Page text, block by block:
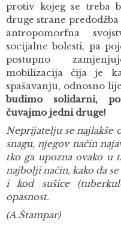
protiv kojeg se treba
druge strane
antropomorfna
socijalne bolesti, pa
postupno
mobilizacija čija je
spašavanju, odnosno
budimo solidarni,
čuvajmo jedni druge!
Neprijatelju se najlakše
snagu, njegov način
tko ga upozna ovako u
najbolji način, kako da
i kod sušice
opasnost.
(A.Štampar)